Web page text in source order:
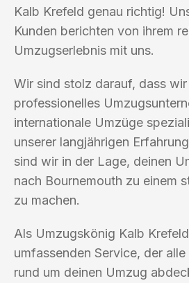
Kalb Krefeld genau richtig!
Kunden berichten von ihrem
Umzugserlebnis mit uns.
Wir sind stolz darauf, dass wir
professionelles
internationale Umzüge
unserer langjährigen
sind wir in der Lage, deinen
nach Bournemouth zu einem
zu machen.
Als Umzugskönig Kalb
umfassenden Service, der
rund um deinen Umzug